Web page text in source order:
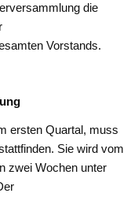
die
Vorstands.
ersten Quartal, muss
Sie wird vom
zwei Wochen unter